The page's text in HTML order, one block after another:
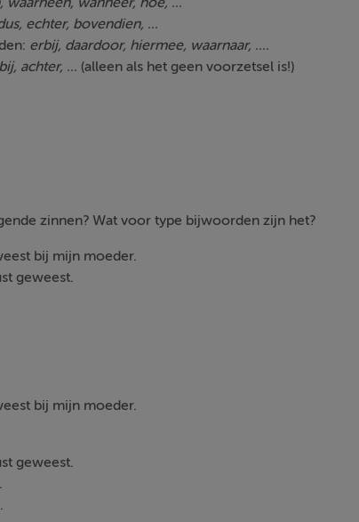
echter, bovendien, ...
erbij, daardoor, hiermee, waarnaar, ....
achter, ... (alleen als het geen voorzetsel is!)
zinnen? Wat voor type bijwoorden zijn het?
bij mijn moeder.
geweest.
bij mijn moeder.
geweest.